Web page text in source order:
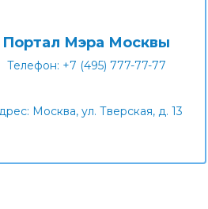
Портал Мэра Москвы
Телефон: +7 (495) 777-77-77
Москва, ул. Тверская, д. 13